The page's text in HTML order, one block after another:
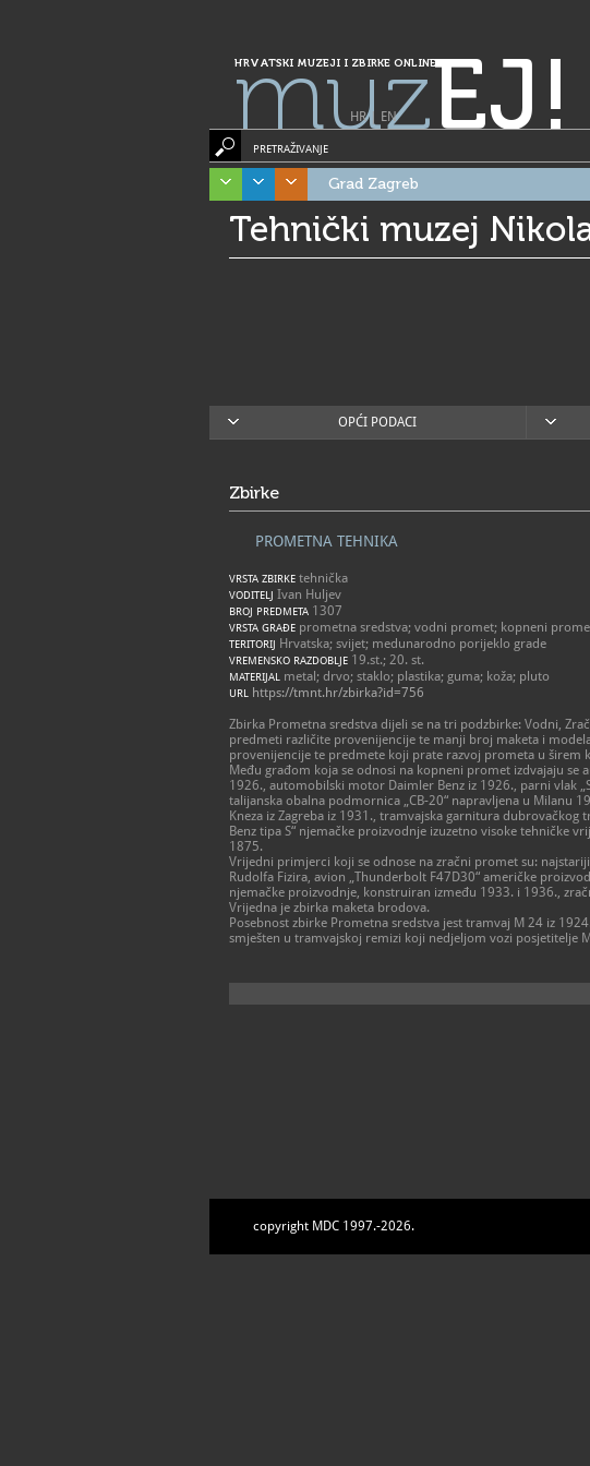
HRVATSKI MUZEJI I ZBIRKE ONLINE
muzEJ!
HR| EN
PRETRAŽIVANJE
Grad Zagreb
Tehnički muzej
OPĆI PODACI
Zbirke
PROMETNA TEHNIKA
VRSTA ZBIRKE tehnička
VODITELJ Ivan Huljev
BROJ PREDMETA 1307
VRSTA GRAĐE prometna sredstva; vodni promet; kopneni
TERITORIJ Hrvatska; svijet; medunarodno porijeklo grade
VREMENSKO RAZDOBLJE 19.st.; 20. st.
MATERIJAL metal; drvo; staklo; plastika; guma; koža; pluto
URL https://tmnt.hr/zbirka?id=756
Zbirka Prometna sredstva dijeli se na tri podzbirke: Vodni,
predmeti različite provenijencije te manji broj maketa i
provenijencije te predmete koji prate razvoj prometa u širem
Među građom koja se odnosi na kopneni promet izdvajaju se
1926., automobilski motor Daimler Benz iz 1926., parni vlak
talijanska obalna podmornica „CB-20“ napravljena u Milanu
Kneza iz Zagreba iz 1931., tramvajska garnitura
Benz tipa S“ njemačke proizvodnje izuzetno visoke tehničke
1875.
Vrijedni primjerci koji se odnose na zračni promet su:
Rudolfa Fizira, avion „Thunderbolt F47D30“ američke
njemačke proizvodnje, konstruiran između 1933. i 1936.,
Vrijedna je zbirka maketa brodova.
Posebnost zbirke Prometna sredstva jest tramvaj M 24 iz
smješten u tramvajskoj remizi koji nedjeljom vozi posjetitelje
copyright MDC 1997.-2026.